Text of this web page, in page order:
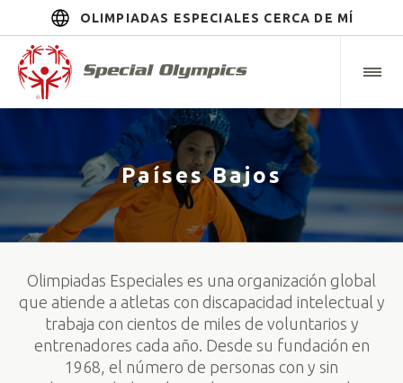
OLIMPIADAS ESPECIALES CERCA DE MÍ
Países Bajos
Olimpiadas Especiales es una organización global
que atiende a atletas con discapacidad intelectual y
trabaja con cientos de miles de voluntarios y
entrenadores cada año. Desde su fundación en
1968, el número de personas con y sin